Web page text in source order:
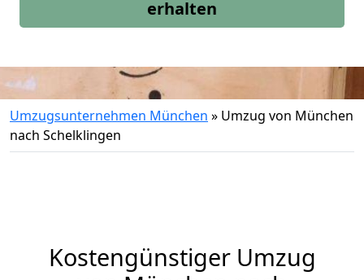
erhalten
Umzugsunternehmen München » Umzug von München
nach Schelklingen
Kostengünstiger Umzug